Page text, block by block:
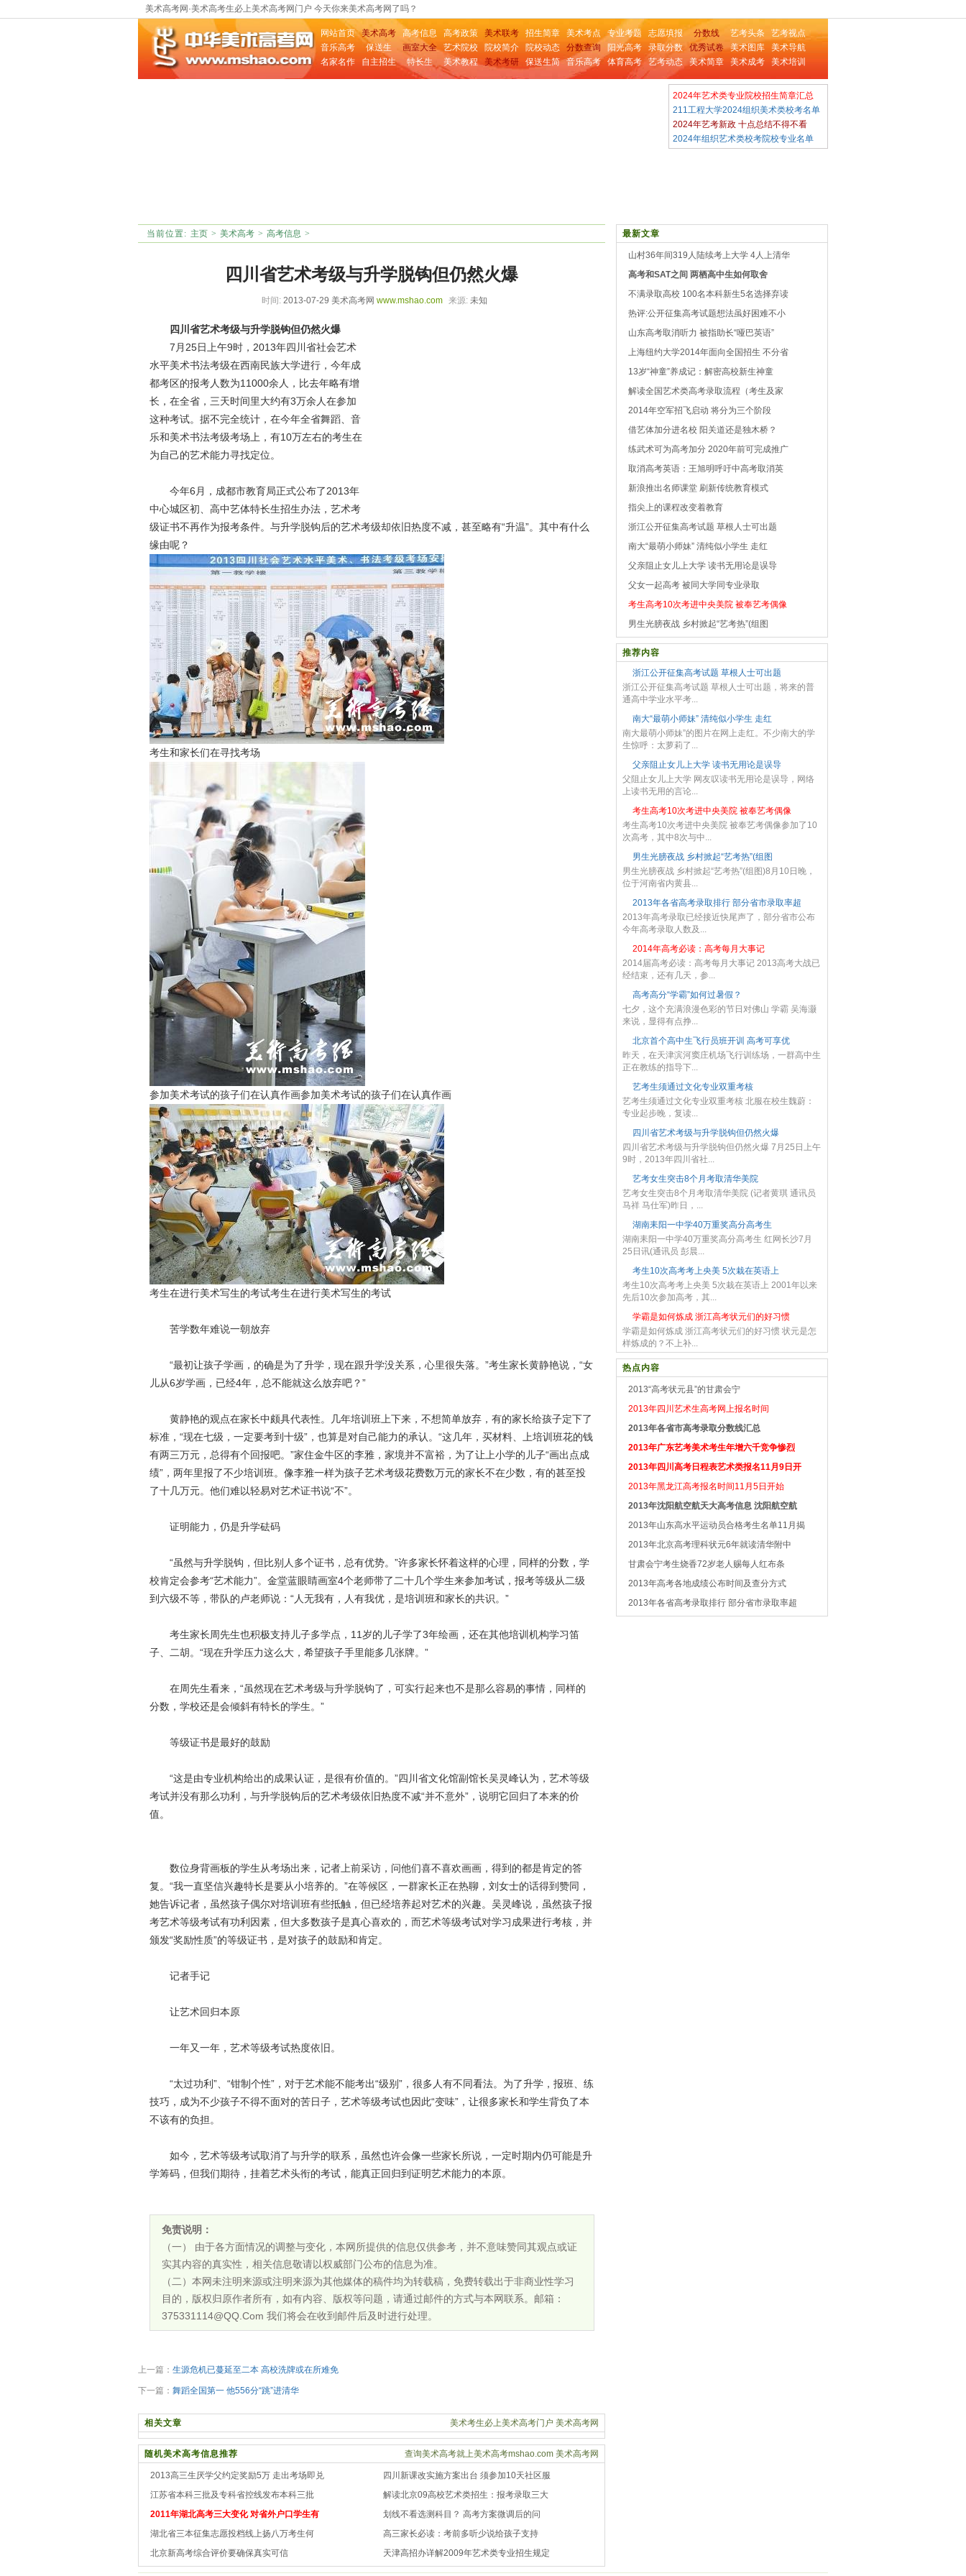
美术高考网·美术高考生必上美术高考网门户 今天你来美术高考网了吗？
网站首页 美术高考 高考信息 高考政策 美术联考 招生简章 美术考点 专业考题 志愿填报 分数线 艺考头条
艺考视点
音乐高考
保送生 画室大全 艺术院校 院校简介 院校动态 分数查询 阳光高考 录取分数 优秀试卷 美术图库
美术导航
名家名作
自主招生 特长生 美术教程 美术考研
保送生简
音乐高考 体育高考 艺考动态 美术简章 美术成考 美术培训
2024年艺术类专业院校招生简章汇总
211工程大学2024组织美术类校考名单
2024年艺考新政 十点总结不得不看
2024年组织艺术类校考院校专业名单
当前位置: 主页 > 美术高考 > 高考信息 >
四川省艺术考级与升学脱钩但仍然火爆
时间: 2013-07-29 美术高考网 www.mshao.com 来源: 未知
四川省艺术考级与升学脱钩但仍然火爆
7月25日上午9时，2013年四川省社会艺术
水平美术书法考级在西南民族大学进行，今年成
都考区的报考人数为11000余人，比去年略有增
长，在全省，三天时间里大约有3万余人在参加
这种考试。据不完全统计，在今年全省舞蹈、音
乐和美术书法考级考场上，有10万左右的考生在
为自己的艺术能力寻找定位。
今年6月，成都市教育局正式公布了2013年
中心城区初、高中艺体特长生招生办法，艺术考
级证书不再作为报考条件。与升学脱钩后的艺术考级却依旧热度不减，甚至略有“升温”。其中有什么
缘由呢？
考生和家长们在寻找考场
参加美术考试的孩子们在认真作画参加美术考试的孩子们在认真作画
考生在进行美术写生的考试考生在进行美术写生的考试
苦学数年难说一朝放弃
“最初让孩子学画，的确是为了升学，现在跟升学没关系，心里很失落。”考生家长黄静艳说，“女
儿从6岁学画，已经4年，总不能就这么放弃吧？”
黄静艳的观点在家长中颇具代表性。几年培训班上下来，不想简单放弃，有的家长给孩子定下了
标准，“现在七级，一定要考到十级”，也算是对自己能力的承认。“这几年，买材料、上培训班花的钱
有两三万元，总得有个回报吧。”家住金牛区的李雅，家境并不富裕，为了让上小学的儿子“画出点成
绩”，两年里报了不少培训班。像李雅一样为孩子艺术考级花费数万元的家长不在少数，有的甚至投
了十几万元。他们难以轻易对艺术证书说“不”。
证明能力，仍是升学砝码
“虽然与升学脱钩，但比别人多个证书，总有优势。”许多家长怀着这样的心理，同样的分数，学
校肯定会参考“艺术能力”。金堂蓝眼睛画室4个老师带了二十几个学生来参加考试，报考等级从二级
到六级不等，带队的卢老师说：“人无我有，人有我优，是培训班和家长的共识。”
考生家长周先生也积极支持儿子多学点，11岁的儿子学了3年绘画，还在其他培训机构学习笛
子、二胡。“现在升学压力这么大，希望孩子手里能多几张牌。”
在周先生看来，“虽然现在艺术考级与升学脱钩了，可实行起来也不是那么容易的事情，同样的
分数，学校还是会倾斜有特长的学生。”
等级证书是最好的鼓励
“这是由专业机构给出的成果认证，是很有价值的。”四川省文化馆副馆长吴灵峰认为，艺术等级
考试并没有那么功利，与升学脱钩后的艺术考级依旧热度不减“并不意外”，说明它回归了本来的价
值。
数位身背画板的学生从考场出来，记者上前采访，问他们喜不喜欢画画，得到的都是肯定的答
复。“我一直坚信兴趣特长是要从小培养的。”在等候区，一群家长正在热聊，刘女士的话得到赞同，
她告诉记者，虽然孩子偶尔对培训班有些抵触，但已经培养起对艺术的兴趣。吴灵峰说，虽然孩子报
考艺术等级考试有功利因素，但大多数孩子是真心喜欢的，而艺术等级考试对学习成果进行考核，并
颁发“奖励性质”的等级证书，是对孩子的鼓励和肯定。
记者手记
让艺术回归本原
一年又一年，艺术等级考试热度依旧。
“太过功利”、“钳制个性”，对于艺术能不能考出“级别”，很多人有不同看法。为了升学，报班、练
技巧，成为不少孩子不得不面对的苦日子，艺术等级考试也因此“变味”，让很多家长和学生背负了本
不该有的负担。
如今，艺术等级考试取消了与升学的联系，虽然也许会像一些家长所说，一定时期内仍可能是升
学筹码，但我们期待，挂着艺术头衔的考试，能真正回归到证明艺术能力的本原。
免责说明：
（一） 由于各方面情况的调整与变化，本网所提供的信息仅供参考，并不意味赞同其观点或证
实其内容的真实性，相关信息敬请以权威部门公布的信息为准。
（二）本网未注明来源或注明来源为其他媒体的稿件均为转载稿，免费转载出于非商业性学习
目的，版权归原作者所有，如有内容、版权等问题，请通过邮件的方式与本网联系。邮箱：
375331114@QQ.Com 我们将会在收到邮件后及时进行处理。
上一篇： 生源危机已蔓延至二本 高校洗牌或在所难免
下一篇： 舞蹈全国第一 他556分“跳”进清华
相关文章 美术考生必上美术高考门户 美术高考网
随机美术高考信息推荐 查询美术高考就上美术高考mshao.com 美术高考网
2013高三生厌学父约定奖励5万 走出考场即兑
四川新课改实施方案出台 须参加10天社区服
江苏省本科三批及专科省控线发布本科三批
解读北京09高校艺术类招生：报考录取三大
2011年湖北高考三大变化 对省外户口学生有
划线不看选测科目？ 高考方案微调后的问
湖北省三本征集志愿投档线上扬八万考生何
高三家长必读：考前多听少说给孩子支持
北京新高考综合评价要确保真实可信
天津高招办详解2009年艺术类专业招生规定
最新文章
山村36年间319人陆续考上大学 4人上清华
高考和SAT之间 两栖高中生如何取舍
不满录取高校 100名本科新生5名选择弃读
热评:公开征集高考试题想法虽好困难不小
山东高考取消听力 被指助长“哑巴英语”
上海纽约大学2014年面向全国招生 不分省
13岁“神童”养成记：解密高校新生神童
解读全国艺术类高考录取流程（考生及家
2014年空军招飞启动 将分为三个阶段
借艺体加分进名校 阳关道还是独木桥？
练武术可为高考加分 2020年前可完成推广
取消高考英语：王旭明呼吁中高考取消英
新浪推出名师课堂 刷新传统教育模式
指尖上的课程改变着教育
浙江公开征集高考试题 草根人士可出题
南大“最萌小师妹” 清纯似小学生 走红
父亲阻止女儿上大学 读书无用论是误导
父女一起高考 被同大学同专业录取
考生高考10次考进中央美院 被奉艺考偶像
男生光膀夜战 乡村掀起“艺考热”(组图
推荐内容
浙江公开征集高考试题 草根人士可出题
浙江公开征集高考试题 草根人士可出题，将来的普
通高中学业水平考...
南大“最萌小师妹” 清纯似小学生 走红
南大最萌小师妹”的图片在网上走红。不少南大的学
生惊呼：太萝莉了...
父亲阻止女儿上大学 读书无用论是误导
父阻止女儿上大学 网友叹读书无用论是误导，网络
上读书无用的言论...
考生高考10次考进中央美院 被奉艺考偶像
考生高考10次考进中央美院 被奉艺考偶像参加了10
次高考，其中8次与中...
男生光膀夜战 乡村掀起“艺考热”(组图
男生光膀夜战 乡村掀起“艺考热”(组图)8月10日晚，
位于河南省内黄县...
2013年各省高考录取排行 部分省市录取率超
2013年高考录取已经接近快尾声了，部分省市公布
今年高考录取人数及...
2014年高考必读：高考每月大事记
2014届高考必读：高考每月大事记 2013高考大战已
经结束，还有几天，参...
高考高分“学霸”如何过暑假？
七夕，这个充满浪漫色彩的节日对佛山 学霸 吴海灏
来说，显得有点挣...
北京首个高中生飞行员班开训 高考可享优
昨天，在天津滨河窦庄机场飞行训练场，一群高中生
正在教练的指导下...
艺考生须通过文化专业双重考核
艺考生须通过文化专业双重考核 北服在校生魏蔚：
专业起步晚，复读...
四川省艺术考级与升学脱钩但仍然火爆
四川省艺术考级与升学脱钩但仍然火爆 7月25日上午
9时，2013年四川省社...
艺考女生突击8个月考取清华美院
艺考女生突击8个月考取清华美院 (记者黄琪 通讯员
马祥 马仕军)昨日，...
湖南耒阳一中学40万重奖高分高考生
湖南耒阳一中学40万重奖高分高考生 红网长沙7月
25日讯(通讯员 彭晨...
考生10次高考考上央美 5次栽在英语上
考生10次高考考上央美 5次栽在英语上 2001年以来
先后10次参加高考，其...
学霸是如何炼成 浙江高考状元们的好习惯
学霸是如何炼成 浙江高考状元们的好习惯 状元是怎
样炼成的？不上补...
热点内容
2013“高考状元县”的甘肃会宁
2013年四川艺术生高考网上报名时间
2013年各省市高考录取分数线汇总
2013年广东艺考美术考生年增六千竞争惨烈
2013年四川高考日程表艺术类报名11月9日开
2013年黑龙江高考报名时间11月5日开始
2013年沈阳航空航天大高考信息 沈阳航空航
2013年山东高水平运动员合格考生名单11月揭
2013年北京高考理科状元6年就读清华附中
甘肃会宁考生烧香72岁老人赐每人红布条
2013年高考各地成绩公布时间及查分方式
2013年各省高考录取排行 部分省市录取率超